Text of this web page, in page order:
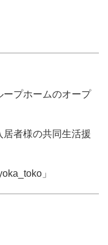
ープホームのオープ
者様の共同生活援
」